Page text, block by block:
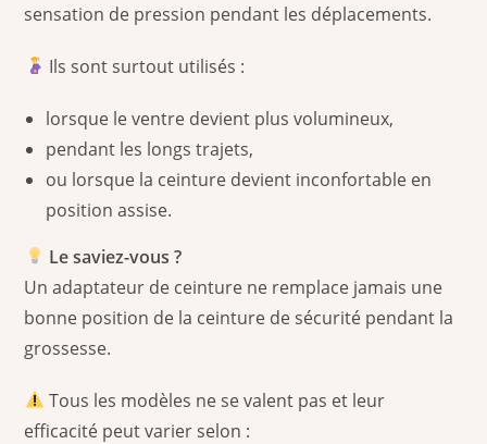
sensation de pression pendant les déplacements.
Ils sont surtout utilisés :
lorsque le ventre devient plus volumineux,
pendant les longs trajets,
ou lorsque la ceinture devient inconfortable en
position assise.
Le saviez-vous ?
Un adaptateur de ceinture ne remplace jamais une
bonne position de la ceinture de sécurité pendant la
grossesse.
Tous les modèles ne se valent pas et leur
efficacité peut varier selon :